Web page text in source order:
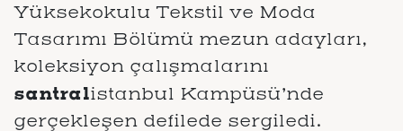
Yüksekokulu Tekstil ve Moda
Tasarımı Bölümü mezun adayları,
koleksiyon çalışmalarını
santralistanbul Kampüsü’nde
gerçekleşen defilede sergiledi.